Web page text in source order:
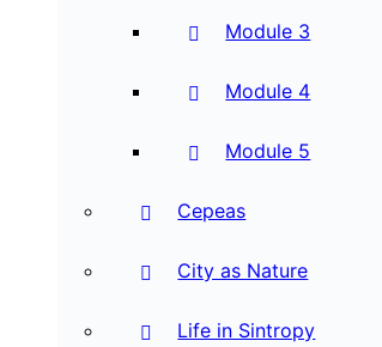
Module 3
Module 4
Module 5
Cepeas
City as Nature
Life in Sintropy